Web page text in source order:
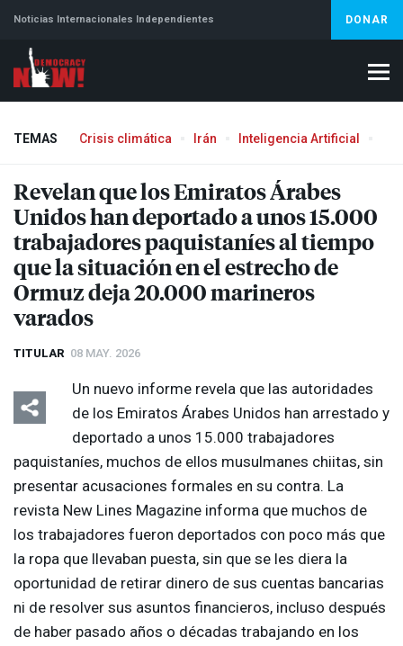
Noticias Internacionales Independientes DONAR
TEMAS Crisis climática Irán Inteligencia Artificial
Revelan que los Emiratos Árabes
Unidos han deportado a unos 15.000
trabajadores paquistaníes al tiempo
que la situación en el estrecho de
Ormuz deja 20.000 marineros
varados
TITULAR 08 MAY. 2026
Un nuevo informe revela que las autoridades
de los Emiratos Árabes Unidos han arrestado y
deportado a unos 15.000 trabajadores
paquistaníes, muchos de ellos musulmanes chiitas, sin
presentar acusaciones formales en su contra. La
revista New Lines Magazine informa que muchos de
los trabajadores fueron deportados con poco más que
la ropa que llevaban puesta, sin que se les diera la
oportunidad de retirar dinero de sus cuentas bancarias
ni de resolver sus asuntos financieros, incluso después
de haber pasado años o décadas trabajando en los